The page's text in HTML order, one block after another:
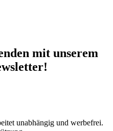
mit unserem
!
unabhängig und werbefrei.